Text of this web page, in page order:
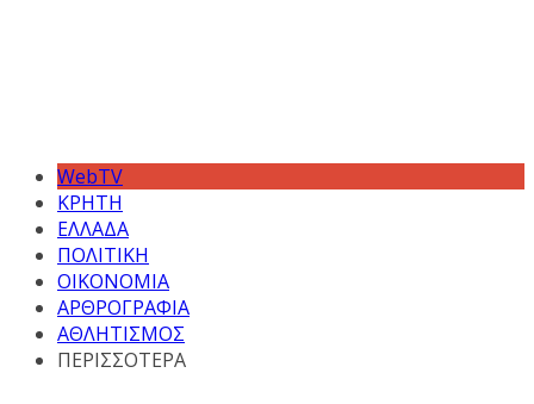
WebTV
ΚΡΗΤΗ
ΕΛΛΑΔΑ
ΠΟΛΙΤΙΚΗ
ΟΙΚΟΝΟΜΙΑ
ΑΡΘΡΟΓΡΑΦΙΑ
ΑΘΛΗΤΙΣΜΟΣ
ΠΕΡΙΣΣΟΤΕΡΑ